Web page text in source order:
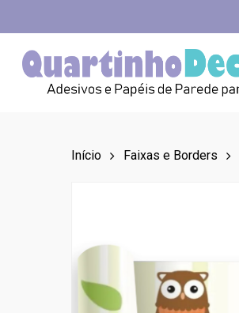
to
main
content
Início Faixas e Borders